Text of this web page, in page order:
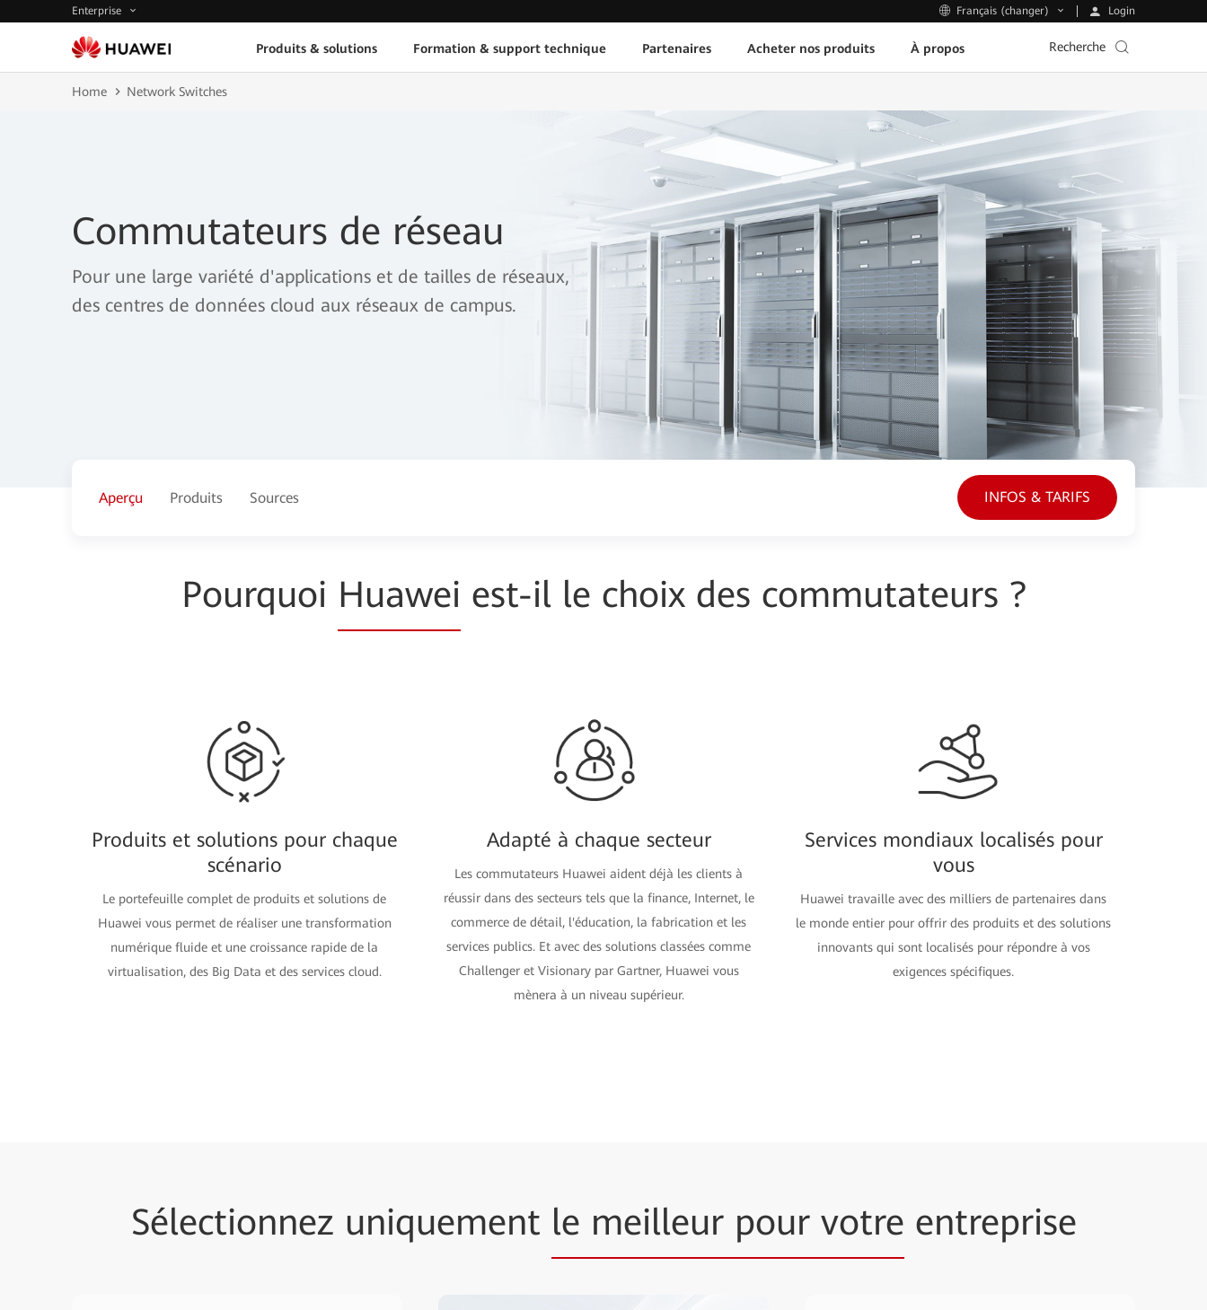
Enterprise Français (changer) Login
Produits & solutions Formation & support technique Partenaires Acheter nos produits À propos Recherche
Home Network Switches
Commutateurs de réseau
Pour une large variété d'applications et de tailles de réseaux,
des centres de données cloud aux réseaux de campus.
Aperçu Produits Sources INFOS & TARIFS
Pourquoi Huawei est-il le choix des commutateurs ?
Produits et solutions pour chaque
scénario
Le portefeuille complet de produits et solutions de
Huawei vous permet de réaliser une transformation
numérique fluide et une croissance rapide de la
virtualisation, des Big Data et des services cloud.
Adapté à chaque secteur
Les commutateurs Huawei aident déjà les clients à
réussir dans des secteurs tels que la finance, Internet, le
commerce de détail, l'éducation, la fabrication et les
services publics. Et avec des solutions classées comme
Challenger et Visionary par Gartner, Huawei vous
mènera à un niveau supérieur.
Services mondiaux localisés pour
vous
Huawei travaille avec des milliers de partenaires dans
le monde entier pour offrir des produits et des solutions
innovants qui sont localisés pour répondre à vos
exigences spécifiques.
Sélectionnez uniquement le meilleur pour votre entreprise